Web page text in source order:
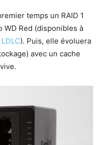
temps un RAID 1
WD Red (disponibles à
LDLC). Puis, elle évoluera
avec un cache